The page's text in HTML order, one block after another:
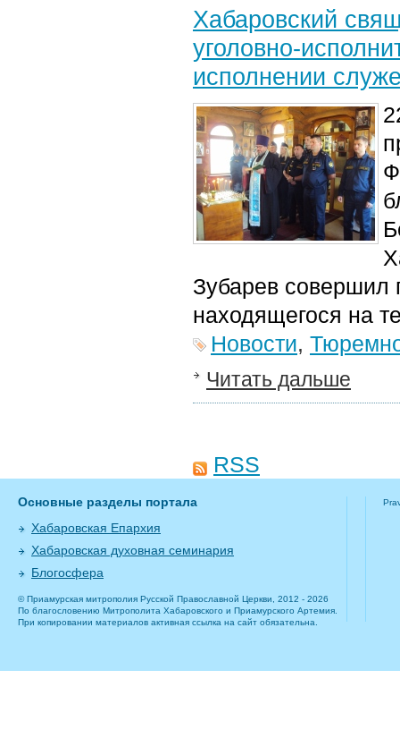
Хабаровский
уголовно-
исполнении
Зубарев совершил
находящегося на
Новости,
Читать дальше
RSS
Основные разделы портала
Хабаровская Епархия
Хабаровская духовная семинария
Блогосфера
© Приамурская митрополия Русской Православной Церкви, 2012 - 2026
По благословению Митрополита Хабаровского и Приамурского Артемия.
При копировании материалов активная ссылка на сайт обязательна.